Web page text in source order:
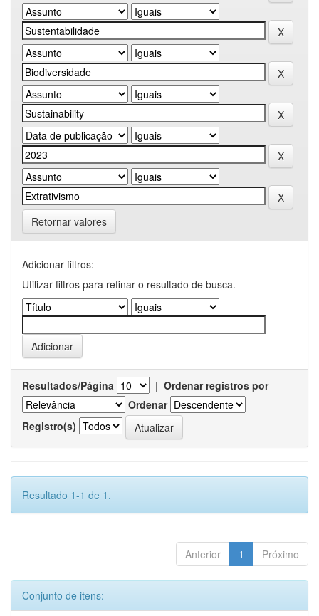
Retornar valores
Adicionar filtros:
Utilizar filtros para refinar o resultado de busca.
Resultados/Página | Ordenar registros por
Ordenar
Registro(s)
Resultado 1-1 de 1.
Anterior 1 Próximo
Conjunto de itens: